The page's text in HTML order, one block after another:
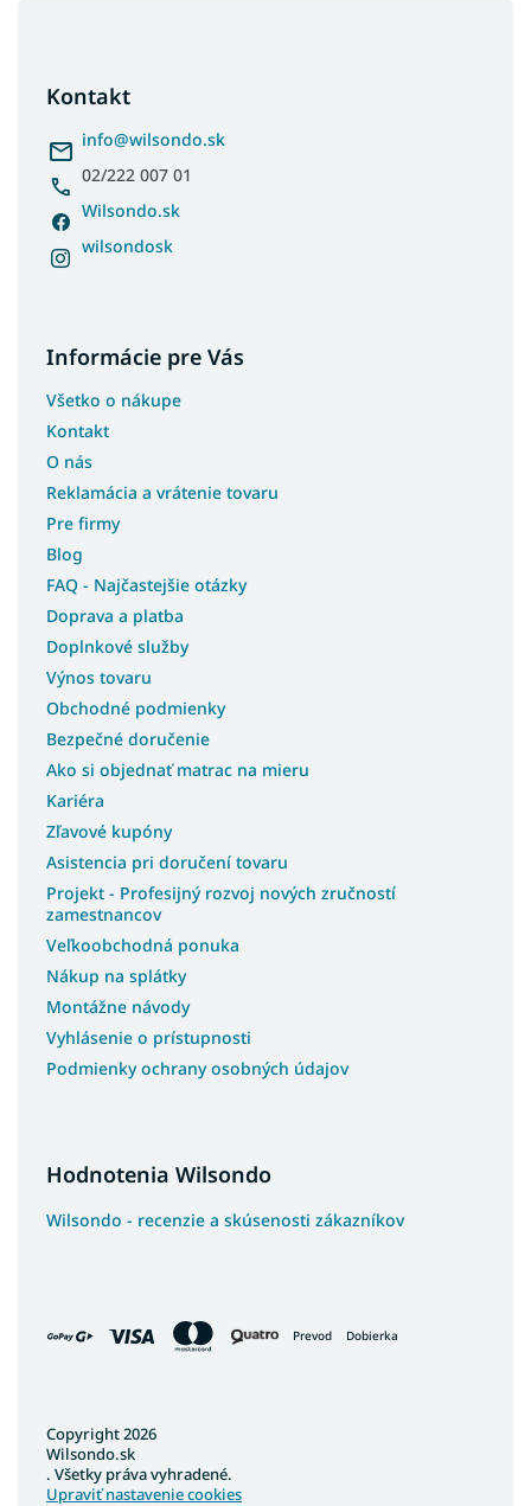
Kontakt
info@wilsondo.sk
02/222 007 01
Wilsondo.sk
wilsondosk
Informácie pre Vás
Všetko o nákupe
Kontakt
O nás
Reklamácia a vrátenie tovaru
Pre firmy
Blog
FAQ - Najčastejšie otázky
Doprava a platba
Doplnkové služby
Výnos tovaru
Obchodné podmienky
Bezpečné doručenie
Ako si objednať matrac na mieru
Kariéra
Zľavové kupóny
Asistencia pri doručení tovaru
Projekt - Profesijný rozvoj nových zručností
zamestnancov
Veľkoobchodná ponuka
Nákup na splátky
Montážne návody
Vyhlásenie o prístupnosti
Podmienky ochrany osobných údajov
Hodnotenia Wilsondo
Wilsondo - recenzie a skúsenosti zákazníkov
Prevod Dobierka
Copyright 2026
Wilsondo.sk
. Všetky práva vyhradené.
Upraviť nastavenie cookies